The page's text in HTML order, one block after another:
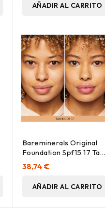
AÑADIR AL CARRITO
Bareminerals Original
Foundation Spf15 17 Tan
Nude 8G
38,74 €
AÑADIR AL CARRITO